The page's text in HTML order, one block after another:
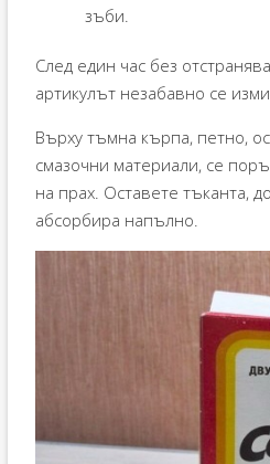
зъби.
След един час без
артикулът незабавно се
Върху тъмна кърпа, петно,
смазочни материали, се
на прах. Оставете тъканта,
абсорбира напълно.